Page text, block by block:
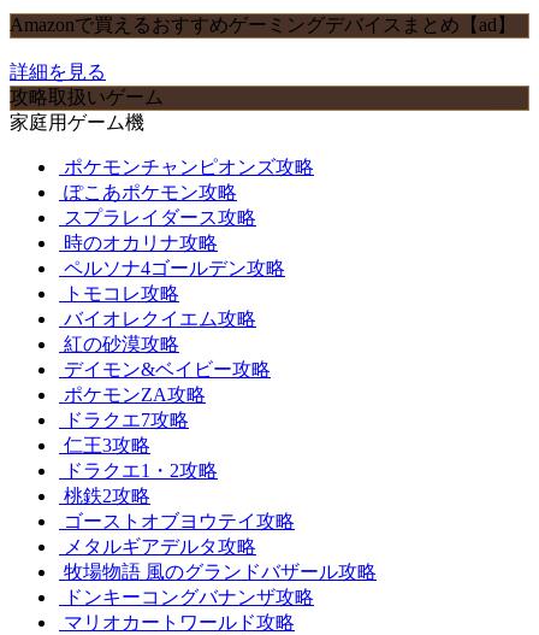
Amazonで買えるおすすめゲーミングデバイスまとめ【ad】
詳細を見る
攻略取扱いゲーム
家庭用ゲーム機
ポケモンチャンピオンズ攻略
ぽこあポケモン攻略
スプラレイダース攻略
時のオカリナ攻略
ペルソナ4ゴールデン攻略
トモコレ攻略
バイオレクイエム攻略
紅の砂漠攻略
デイモン&ベイビー攻略
ポケモンZA攻略
ドラクエ7攻略
仁王3攻略
ドラクエ1・2攻略
桃鉄2攻略
ゴーストオブヨウテイ攻略
メタルギアデルタ攻略
牧場物語 風のグランドバザール攻略
ドンキーコングバナンザ攻略
マリオカートワールド攻略